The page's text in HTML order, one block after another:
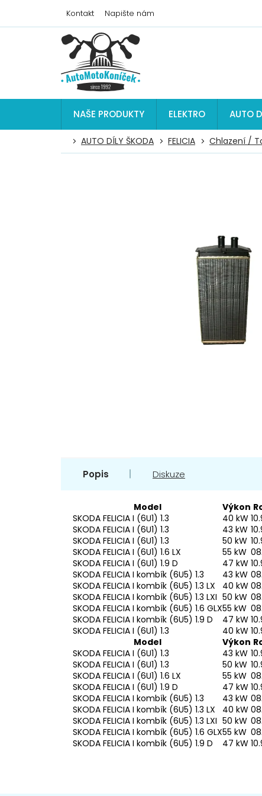
obsah
Kontakt Napište nám
NAŠE PRODUKTY ELEKTRO AUTO
AUTO DÍLY ŠKODA FELICIA Chlazení /
Popis Diskuze
Model Výkon
SKODA FELICIA I (6U1) 1.3
40 kW
SKODA FELICIA I (6U1) 1.3
43 kW
SKODA FELICIA I (6U1) 1.3
50 kW
SKODA FELICIA I (6U1) 1.6 LX
55 kW
SKODA FELICIA I (6U1) 1.9 D
47 kW
SKODA FELICIA I kombík (6U5) 1.3
43 kW
SKODA FELICIA I kombík (6U5) 1.3 LX
40 kW
SKODA FELICIA I kombík (6U5) 1.3 LXI 50 kW
SKODA FELICIA I kombík (6U5) 1.6 GLX55 kW
SKODA FELICIA I kombík (6U5) 1.9 D
47 kW
SKODA FELICIA I (6U1) 1.3
40 kW
Model
Výkon
SKODA FELICIA I (6U1) 1.3
43 kW
SKODA FELICIA I (6U1) 1.3
50 kW
SKODA FELICIA I (6U1) 1.6 LX
55 kW
SKODA FELICIA I (6U1) 1.9 D
47 kW
SKODA FELICIA I kombík (6U5) 1.3
43 kW
SKODA FELICIA I kombík (6U5) 1.3 LX
40 kW
SKODA FELICIA I kombík (6U5) 1.3 LXI 50 kW
SKODA FELICIA I kombík (6U5) 1.6 GLX55 kW
SKODA FELICIA I kombík (6U5) 1.9 D
47 kW